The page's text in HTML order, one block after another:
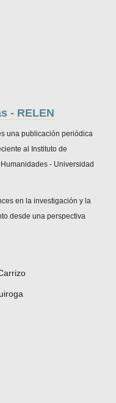
- RELEN
una publicación periódica
al Instituto de
- Universidad
en la investigación y la
desde una perspectiva